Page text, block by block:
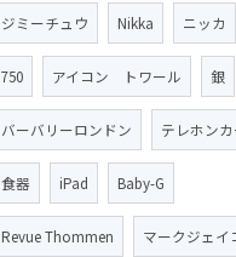
ジミーチュウ Nikka ニッカ
750 アイコン トワール 銀
バーバリーロンドン テレホンカ
食器 iPad Baby-G
Revue Thommen マークジェイ